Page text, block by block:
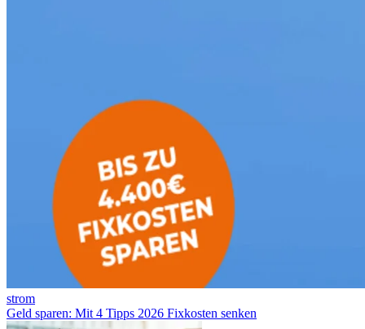
strom
Geld sparen: Mit 4 Tipps 2026 Fixkosten senken